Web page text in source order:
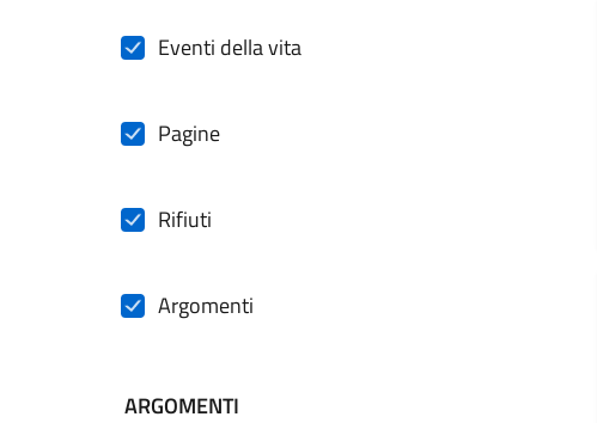
Eventi della vita
Pagine
Rifiuti
Argomenti
ARGOMENTI